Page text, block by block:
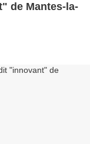
de Mantes-la-